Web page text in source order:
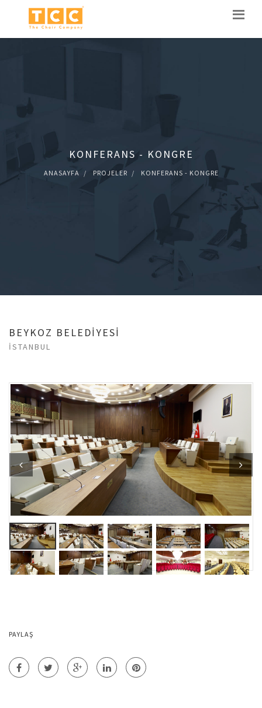
KONFERANS - KONGRE
ANASAYFA PROJELER KONFERANS - KONGRE
BEYKOZ BELEDİYESİ
İSTANBUL
Previous Next
PAYLAŞ